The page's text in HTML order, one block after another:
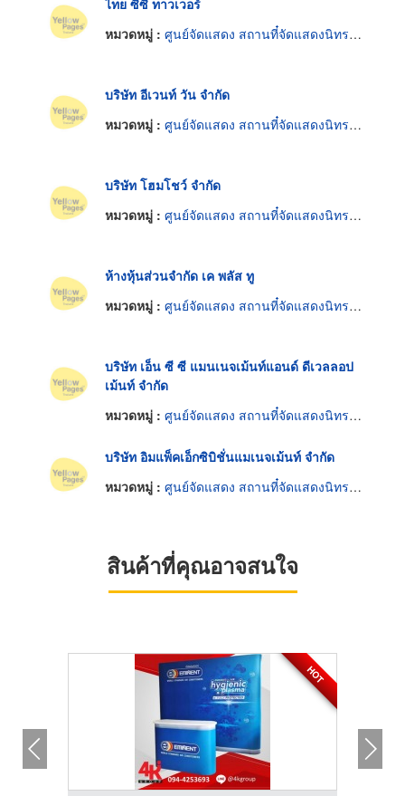
หมวดหมู่ : ศูนย์จัดแสดง สถานที๋จัดแสดงนิทรรศการ
บริษัท อีเวนท์ วัน จำกัด
หมวดหมู่ : ศูนย์จัดแสดง สถานที๋จัดแสดงนิทรรศการ
บริษัท โฮมโชว์ จำกัด
หมวดหมู่ : ศูนย์จัดแสดง สถานที๋จัดแสดงนิทรรศการ
ห้างหุ้นส่วนจำกัด เค พลัส ทู
หมวดหมู่ : ศูนย์จัดแสดง สถานที๋จัดแสดงนิทรรศการ
บริษัท เอ็น ซี ซี แมนเนจเม้นท์แอนด์ ดีเวลลอป
เม้นท์ จำกัด
หมวดหมู่ : ศูนย์จัดแสดง สถานที๋จัดแสดงนิทรรศการ
บริษัท อิมแพ็คเอ็กซิบิชั่นแมเนจเม้นท์ จำกัด
หมวดหมู่ : ศูนย์จัดแสดง สถานที๋จัดแสดงนิทรรศการ
สินค้าที่คุณอาจสนใจ
HOT